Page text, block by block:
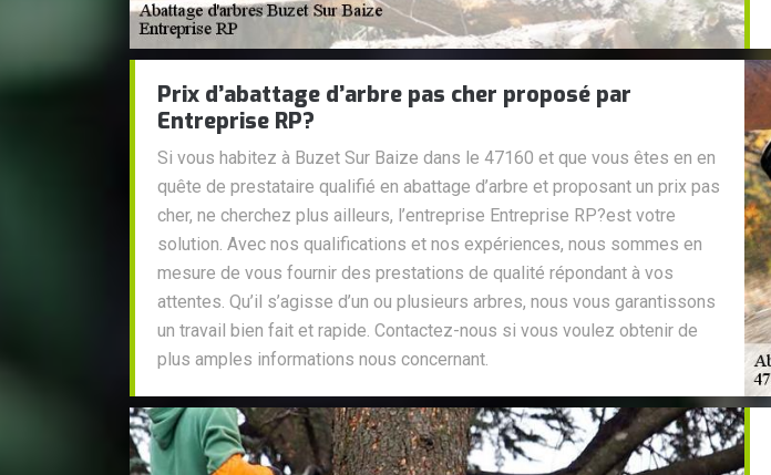
Prix d’abattage d’arbre pas cher proposé par
Entreprise RP?
Si vous habitez à Buzet Sur Baize dans le 47160 et que vous êtes en en
quête de prestataire qualifié en abattage d’arbre et proposant un prix pas
cher, ne cherchez plus ailleurs, l’entreprise Entreprise RP?est votre
solution. Avec nos qualifications et nos expériences, nous sommes en
mesure de vous fournir des prestations de qualité répondant à vos
attentes. Qu’il s’agisse d’un ou plusieurs arbres, nous vous garantissons
un travail bien fait et rapide. Contactez-nous si vous voulez obtenir de
plus amples informations nous concernant.